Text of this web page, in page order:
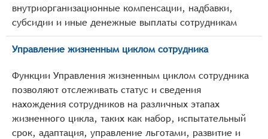
внутриорганизационные компенсации, надбавки,
субсидии и иные денежные выплаты сотрудникам
Управление жизненным циклом сотрудника
Функции Управления жизненным циклом сотрудника
позволяют отслеживать статус и сведения
нахождения сотрудников на различных этапах
жизненного цикла, таких как набор, испытательный
срок, адаптация, управление льготами, развитие и